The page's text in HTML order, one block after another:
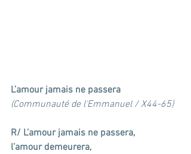
L’amour jamais ne passera
(Communauté de l'Emmanuel / X44-65)
R/ L’amour jamais ne passera,
l’amour demeurera,